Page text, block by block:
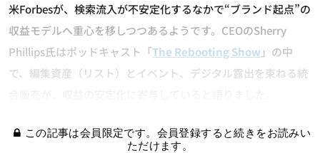
米Forbesが、検索流入が不安定化するなかで“ブランド起点”の
収益モデルへ重心を移しつつあるようです。CEOのSherry
Phillips氏はポッドキャスト「The Rebooting Show 」の中
で、編集資産（リスト）とイベント、デジタル露出を束ねる統
この記事は会員限定です。会員登録すると続きをお読みい
ただけます。